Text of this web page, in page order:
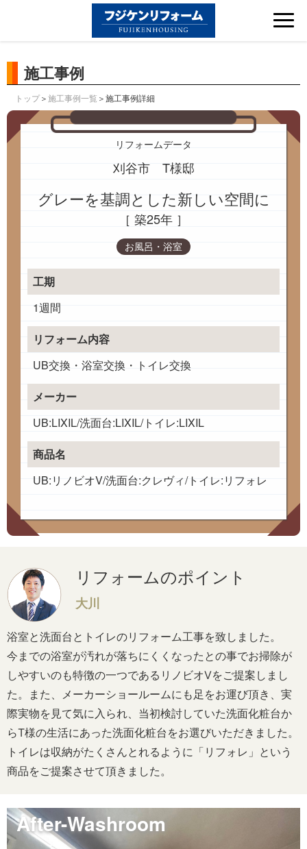
施工事例
トップ ＞ 施工事例一覧 ＞施工事例詳細
リフォームデータ
刈谷市 T様邸
グレーを基調とした新しい空間に
［ 築25年 ］
お風呂・浴室
工期
1週間
リフォーム内容
UB交換・浴室交換・トイレ交換
メーカー
UB:LIXIL/洗面台:LIXIL/トイレ:LIXIL
商品名
UB:リノビオV/洗面台:クレヴィ/トイレ:リフォレ
リフォームのポイント
大川
浴室と洗面台とトイレのリフォーム工事を致しました。
今までの浴室が汚れが落ちにくくなったとの事でお掃除が
しやすいのも特徴の一つであるリノビオVをご提案しまし
た。また、メーカーショールームにも足をお運び頂き、実
際実物を見て気に入られ、当初検討していた洗面化粧台か
らT様の生活にあった洗面化粧台をお選びいただきました。
トイレは収納がたくさんとれるように「リフォレ」という
商品をご提案させて頂きました。
After-Washroom